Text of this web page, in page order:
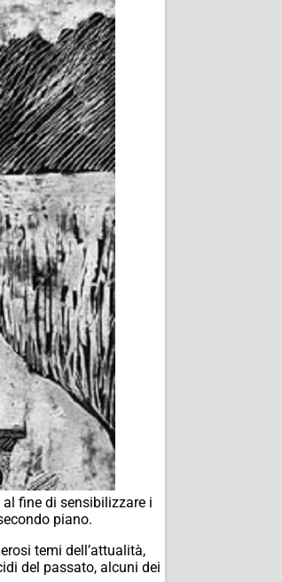
fine di sensibilizzare i
piano.
temi dell’attualità,
del passato, alcuni dei